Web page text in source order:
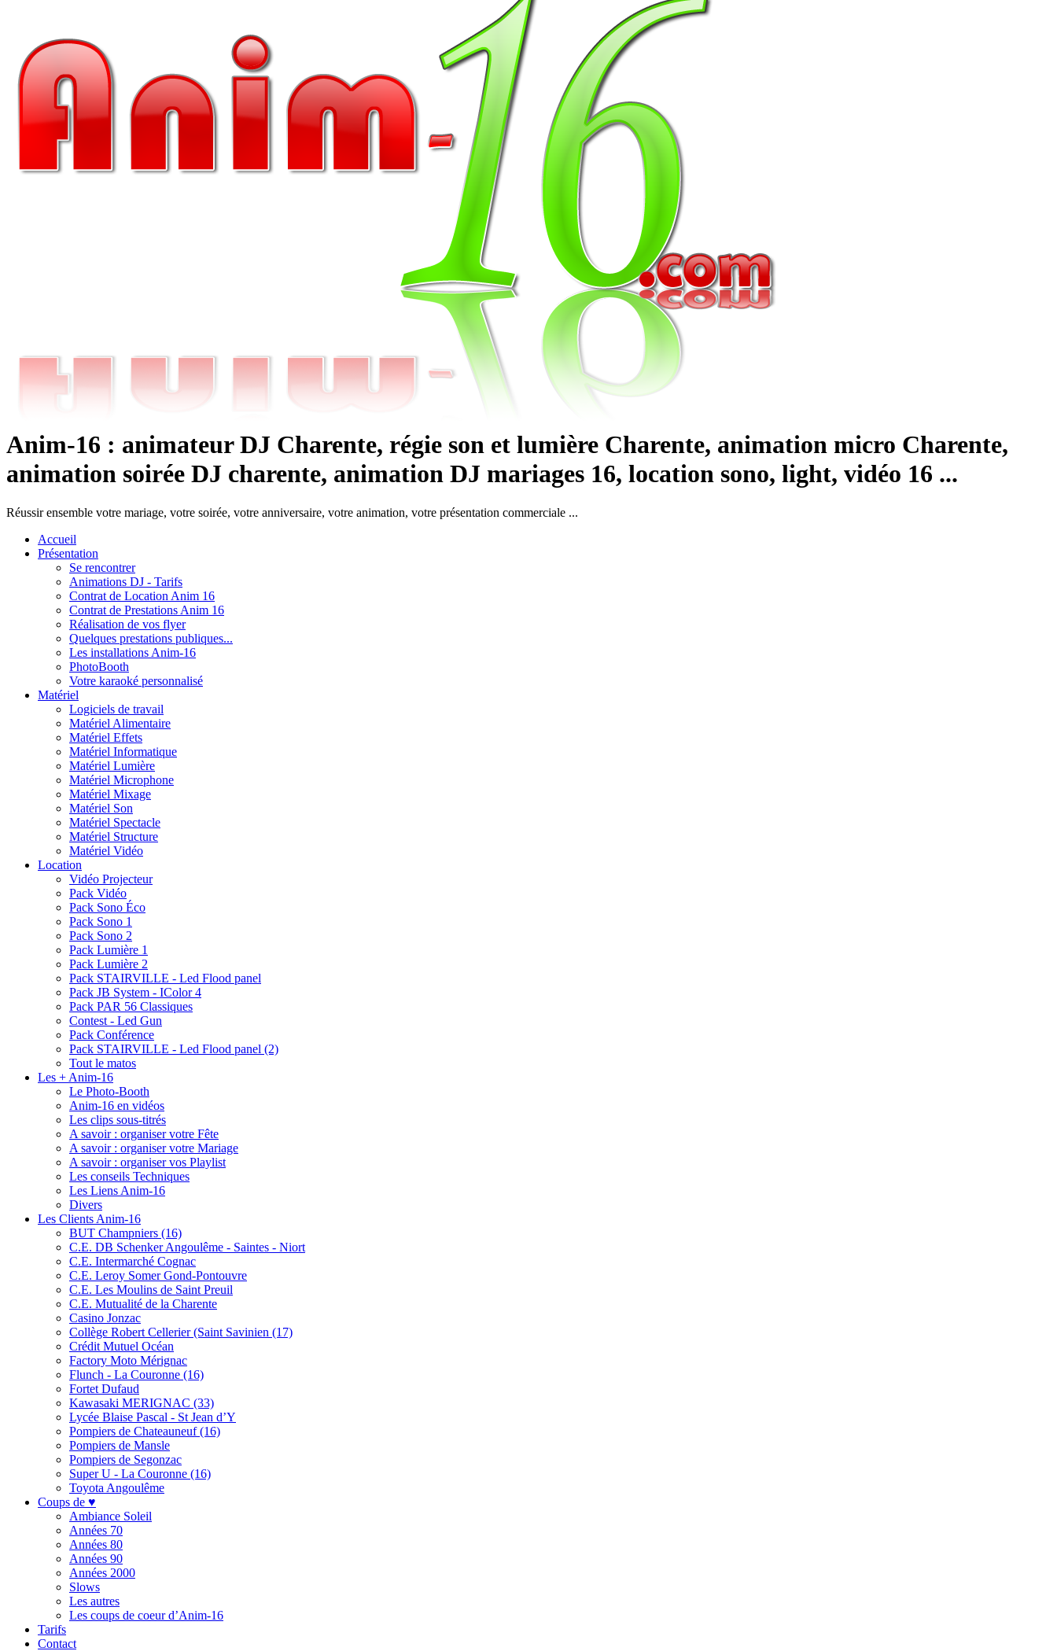
Anim-16 : animateur DJ Charente, régie son et lumière Charente, animation micro Charente,
animation soirée DJ charente, animation DJ mariages 16, location sono, light, vidéo 16 ...
Réussir ensemble votre mariage, votre soirée, votre anniversaire, votre animation, votre présentation commerciale ...
Accueil
Présentation
Se rencontrer
Animations DJ - Tarifs
Contrat de Location Anim 16
Contrat de Prestations Anim 16
Réalisation de vos flyer
Quelques prestations publiques...
Les installations Anim-16
PhotoBooth
Votre karaoké personnalisé
Matériel
Logiciels de travail
Matériel Alimentaire
Matériel Effets
Matériel Informatique
Matériel Lumière
Matériel Microphone
Matériel Mixage
Matériel Son
Matériel Spectacle
Matériel Structure
Matériel Vidéo
Location
Vidéo Projecteur
Pack Vidéo
Pack Sono Éco
Pack Sono 1
Pack Sono 2
Pack Lumière 1
Pack Lumière 2
Pack STAIRVILLE - Led Flood panel
Pack JB System - IColor 4
Pack PAR 56 Classiques
Contest - Led Gun
Pack Conférence
Pack STAIRVILLE - Led Flood panel (2)
Tout le matos
Les + Anim-16
Le Photo-Booth
Anim-16 en vidéos
Les clips sous-titrés
A savoir : organiser votre Fête
A savoir : organiser votre Mariage
A savoir : organiser vos Playlist
Les conseils Techniques
Les Liens Anim-16
Divers
Les Clients Anim-16
BUT Champniers (16)
C.E. DB Schenker Angoulême - Saintes - Niort
C.E. Intermarché Cognac
C.E. Leroy Somer Gond-Pontouvre
C.E. Les Moulins de Saint Preuil
C.E. Mutualité de la Charente
Casino Jonzac
Collège Robert Cellerier (Saint Savinien (17)
Crédit Mutuel Océan
Factory Moto Mérignac
Flunch - La Couronne (16)
Fortet Dufaud
Kawasaki MERIGNAC (33)
Lycée Blaise Pascal - St Jean d’Y
Pompiers de Chateauneuf (16)
Pompiers de Mansle
Pompiers de Segonzac
Super U - La Couronne (16)
Toyota Angoulême
Coups de ♥
Ambiance Soleil
Années 70
Années 80
Années 90
Années 2000
Slows
Les autres
Les coups de coeur d’Anim-16
Tarifs
Contact